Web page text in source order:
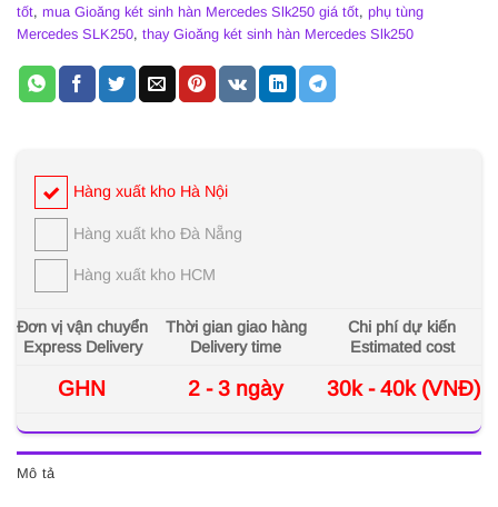
tốt, mua Gioăng két sinh hàn Mercedes Slk250 giá tốt, phụ tùng
Mercedes SLK250, thay Gioăng két sinh hàn Mercedes Slk250
Hàng xuất kho Hà Nội
Hàng xuất kho Đà Nẵng
Hàng xuất kho HCM
Đơn vị vận chuyển
Express Delivery
Thời gian giao hàng
Delivery time
Chi phí dự kiến
Estimated cost
GHN 2 - 3 ngày 30k - 40k (VNĐ)
Mô tả